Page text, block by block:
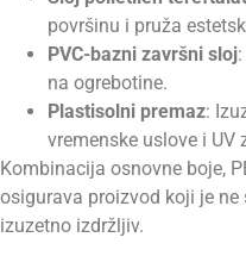
površinu i pruža
PVC-bazni završni sloj
na ogrebotine.
Plastisolni premaz:
vremenske uslove i UV
Kombinacija osnovne boje,
osigurava proizvod koji je
izuzetno izdržljiv.